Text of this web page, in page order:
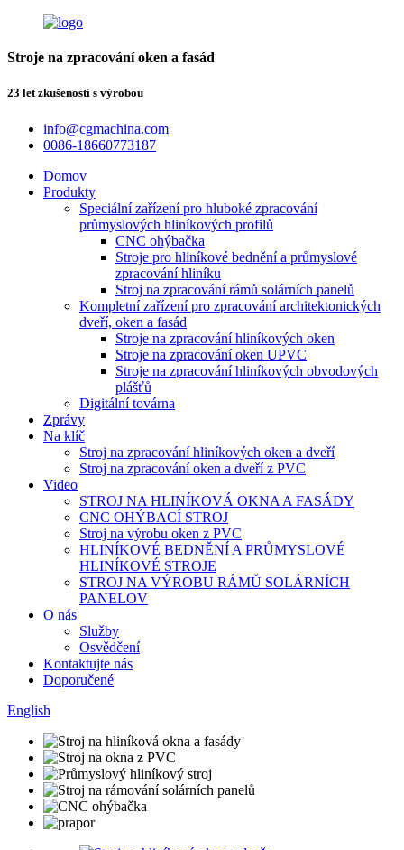
Stroje na zpracování oken a fasád
23 let zkušeností s výrobou
info@cgmachina.com
0086-18660773187
Domov
Produkty
Speciální zařízení pro hluboké zpracování
průmyslových hliníkových profilů
CNC ohýbačka
Stroje pro hliníkové bednění a průmyslové
zpracování hliníku
Stroj na zpracování rámů solárních panelů
Kompletní zařízení pro zpracování architektonických
dveří, oken a fasád
Stroje na zpracování hliníkových oken
Stroje na zpracování oken UPVC
Stroje na zpracování hliníkových obvodových
plášťů
Digitální továrna
Zprávy
Na klíč
Stroj na zpracování hliníkových oken a dveří
Stroj na zpracování oken a dveří z PVC
Video
STROJ NA HLINÍKOVÁ OKNA A FASÁDY
CNC OHÝBACÍ STROJ
Stroj na výrobu oken z PVC
HLINÍKOVÉ BEDNĚNÍ A PRŮMYSLOVÉ
HLINÍKOVÉ STROJE
STROJ NA VÝROBU RÁMŮ SOLÁRNÍCH
PANELOV
O nás
Služby
Osvědčení
Kontaktujte nás
Doporučené
English